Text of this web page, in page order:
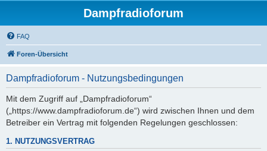
Dampfradioforum
FAQ
Foren-Übersicht
Dampfradioforum - Nutzungsbedingungen
Mit dem Zugriff auf „Dampfradioforum“
(„https://www.dampfradioforum.de“) wird zwischen Ihnen und dem
Betreiber ein Vertrag mit folgenden Regelungen geschlossen:
1. NUTZUNGSVERTRAG